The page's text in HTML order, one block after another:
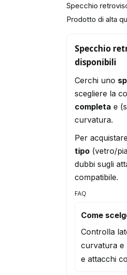
Specchio
Prodotto di alta
Specchio
disponibili
Cerchi uno
scegliere la
completa e
curvatura.
Per
tipo (vetro/
dubbi sugli
compatibile.
FAQ
Come
Controlla
curvatura e
e attacchi